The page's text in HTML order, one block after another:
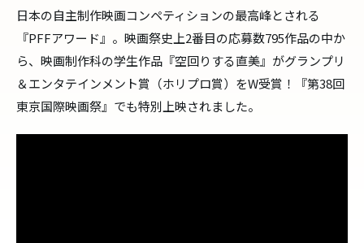
日本の自主制作映画コンペティションの最高峰とされる
『PFFアワード』。映画祭史上2番目の応募数795作品の中か
ら、映画制作科の学生作品『空回りする直美』がグランプリ
＆エンタテインメント賞（ホリプロ賞）をW受賞！『第38回
東京国際映画祭』でも特別上映されました。